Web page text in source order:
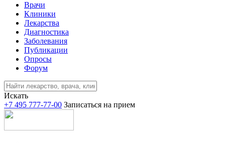
Врачи
Клиники
Лекарства
Диагностика
Заболевания
Публикации
Опросы
Форум
Искать
+7 495 777-77-00 Записаться на прием